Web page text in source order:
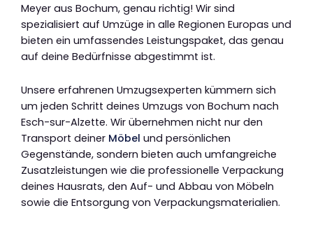
Meyer aus Bochum, genau richtig! Wir sind
spezialisiert auf Umzüge in alle Regionen Europas und
bieten ein umfassendes Leistungspaket, das genau
auf deine Bedürfnisse abgestimmt ist.
Unsere erfahrenen Umzugsexperten kümmern sich
um jeden Schritt deines Umzugs von Bochum nach
Esch-sur-Alzette. Wir übernehmen nicht nur den
Transport deiner Möbel und persönlichen
Gegenstände, sondern bieten auch umfangreiche
Zusatzleistungen wie die professionelle Verpackung
deines Hausrats, den Auf- und Abbau von Möbeln
sowie die Entsorgung von Verpackungsmaterialien.